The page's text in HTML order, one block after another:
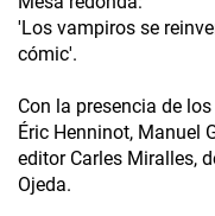
'Los vampiros se
cómic'.
Con la presencia de
Éric Henninot, Manuel
editor Carles Miralles,
Ojeda.